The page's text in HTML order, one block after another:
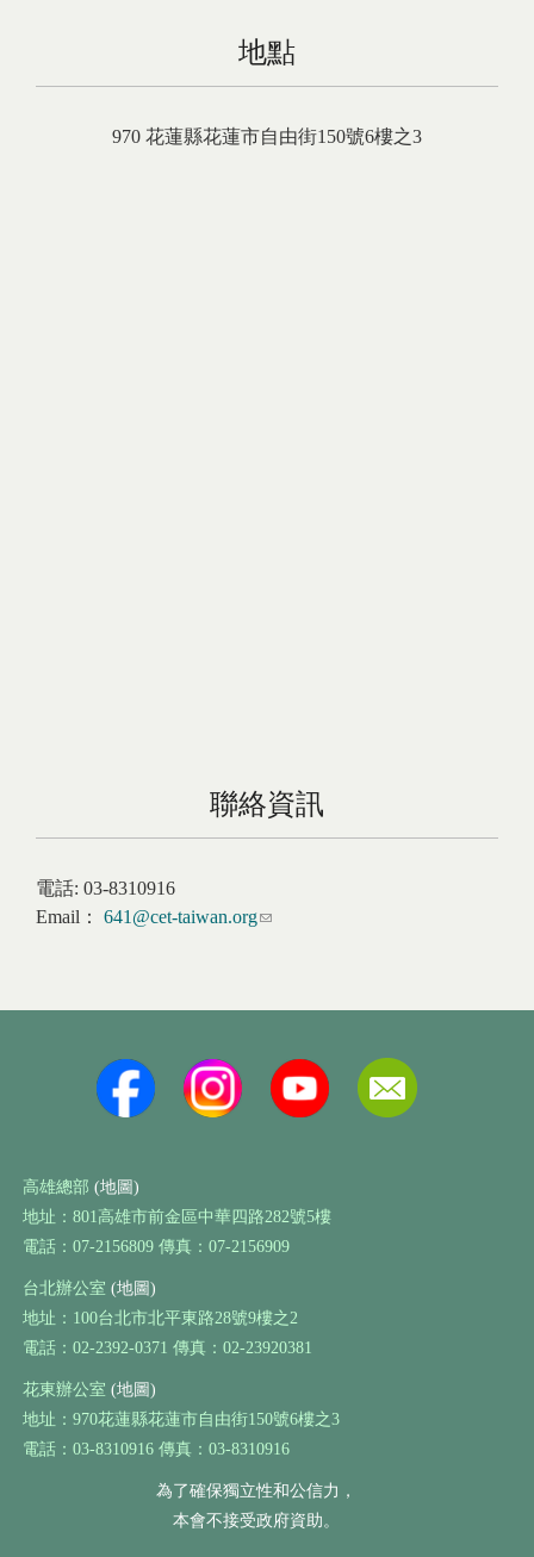
地點
970 花蓮縣花蓮市自由街150號6樓之3
聯絡資訊
電話: 03-8310916
Email： 641@cet-taiwan.org(link sends e-mail)
高雄總部 (地圖)
地址：801高雄市前金區中華四路282號5樓
電話：07-2156809 傳真：07-2156909
台北辦公室 (地圖)
地址：100台北市北平東路28號9樓之2
電話：02-2392-0371 傳真：02-23920381
花東辦公室 (地圖)
地址：970花蓮縣花蓮市自由街150號6樓之3
電話：03-8310916 傳真：03-8310916
為了確保獨立性和公信力，
本會不接受政府資助。